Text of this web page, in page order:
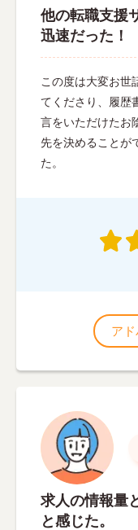
他の転職支援
迅速だった！
この度は大変お世
てくださり、履歴
言をいただけたお
先を決めることが
た。
ア
求人の情報量
と感じた。